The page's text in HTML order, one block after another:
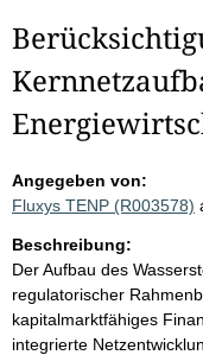
Angegeben von:
Fluxys TENP (R003578)
Beschreibung:
Der Aufbau des
regulatorischer
kapitalmarktfähiges
integrierte